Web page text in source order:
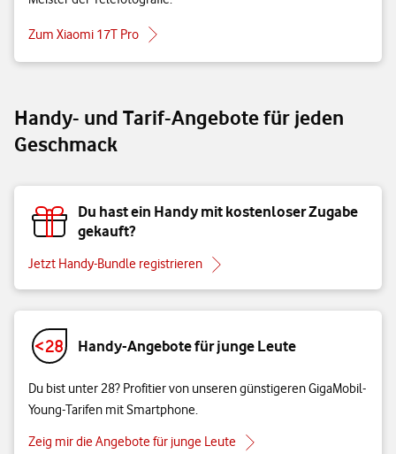
Zum Xiaomi 17T Pro
Handy- und Tarif-Angebote für jeden
Geschmack
Du hast ein Handy mit kostenloser Zugabe
gekauft?
Jetzt Handy-Bundle registrieren
Handy-Angebote für junge Leute
Du bist unter 28? Profitier von unseren günstigeren GigaMobil-
Young-Tarifen mit Smartphone.
Zeig mir die Angebote für junge Leute